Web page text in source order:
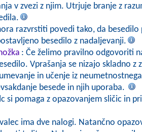
v zvezi z njim. Utrjuje branje z
razvrstiti povedi tako, da besedilo
besedilo z nadaljevanji.
: Če želimo pravilno odgovoriti
Vprašanja se nizajo skladno z
in učenje iz
besede in njih uporaba.
si pomaga z opazovanjem sličic in
ima dve nalogi. Natančno